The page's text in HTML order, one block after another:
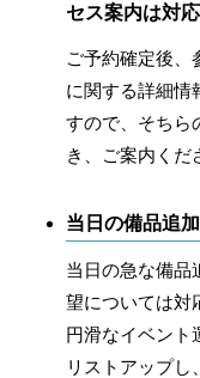
セス案内は対
ご予約確定後、
に関する詳細情
すので、そちら
き、ご案内くだ
当日の備品追
当日の急な備品
望については対
円滑なイベント
リストアップ